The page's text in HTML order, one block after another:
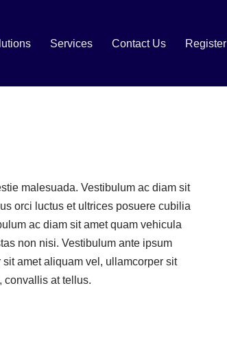
Services Contact Us Register
malesuada. Vestibulum ac diam sit
orci luctus et ultrices posuere cubilia
ac diam sit amet quam vehicula
non nisi. Vestibulum ante ipsum
amet aliquam vel, ullamcorper sit
convallis at tellus.